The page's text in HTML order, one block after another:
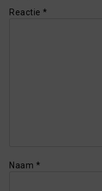
Reactie *
Naam *